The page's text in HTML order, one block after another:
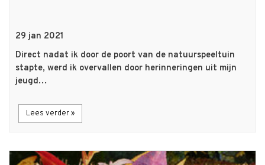
29 jan 2021
Direct nadat ik door de poort van de natuurspeeltuin
stapte, werd ik overvallen door herinneringen uit mijn
jeugd…
Lees verder »